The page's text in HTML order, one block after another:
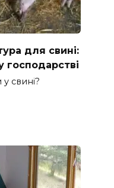
для свині:
господарстві
свині?